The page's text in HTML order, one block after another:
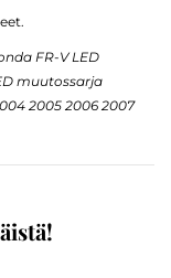
FR-V LED
muutossarja
2005 2006 2007